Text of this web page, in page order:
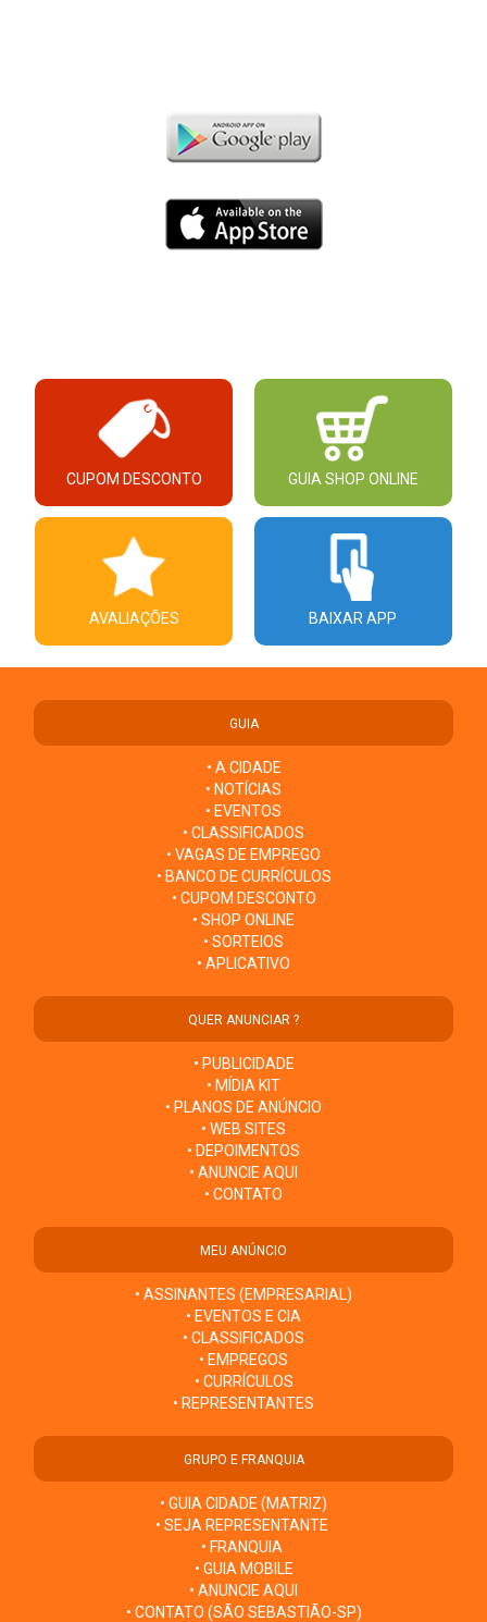
CUPOM DESCONTO GUIA SHOP ONLINE
AVALIAÇÕES BAIXAR APP
GUIA
• A CIDADE
• NOTÍCIAS
• EVENTOS
• CLASSIFICADOS
• VAGAS DE EMPREGO
• BANCO DE CURRÍCULOS
• CUPOM DESCONTO
• SHOP ONLINE
• SORTEIOS
• APLICATIVO
QUER ANUNCIAR ?
• PUBLICIDADE
• MÍDIA KIT
• PLANOS DE ANÚNCIO
• WEB SITES
• DEPOIMENTOS
• ANUNCIE AQUI
• CONTATO
MEU ANÚNCIO
• ASSINANTES (EMPRESARIAL)
• EVENTOS E CIA
• CLASSIFICADOS
• EMPREGOS
• CURRÍCULOS
• REPRESENTANTES
GRUPO E FRANQUIA
• GUIA CIDADE (MATRIZ)
• SEJA REPRESENTANTE
• FRANQUIA
• GUIA MOBILE
• ANUNCIE AQUI
• CONTATO (SÃO SEBASTIÃO-SP)